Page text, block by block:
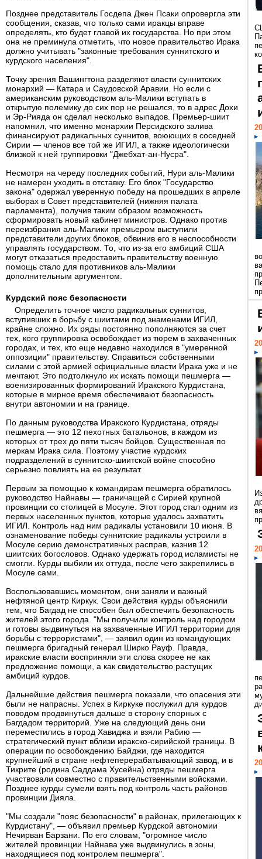
Позднее представитель Госдепа Джен Псаки опровергла эти
сообщения, сказав, что только сами иракцы вправе
определять, кто будет главой их государства. Но при этом
она не преминула отметить, что новое правительство Ирака
должно учитывать "законные требования суннитского и
курдского населения".
Точку зрения Вашингтона разделяют власти суннитских
монархий — Катара и Саудовской Аравии. Но если с
американским руководством аль-Малики вступать в
открытую полемику до сих пор не решался, то в адрес Дохи
и Эр-Рияда он сделал несколько выпадов. Премьер-шиит
напомнил, что именно монархии Персидского залива
финансируют радикальных суннитов, воюющих в соседней
Сирии — членов все той же ИГИЛ, а также идеологически
близкой к ней группировки "Джебхат-ан-Нусра".
Несмотря на череду последних событий, Нури аль-Малики
не намерен уходить в отставку. Его блок "Государство
закона" одержал уверенную победу на прошедших в апреле
выборах в Совет представителей (нижняя палата
парламента), получив таким образом возможность
сформировать новый кабинет министров. Однако против
переизбрания аль-Малики премьером выступили
представители других блоков, обвинив его в неспособности
управлять государством. То, что из-за его амбиций США
могут отказаться предоставить правительству военную
помощь стало для противников аль-Малики
дополнительным аргументом.
Курдский пояс безопасности
Определить точное число радикальных суннитов,
вступивших в борьбу с шиитами под знаменами ИГИЛ,
крайне сложно. Их ряды постоянно пополняются за счет
тех, кого группировка освобождает из тюрем в захваченных
городах, и тех, кто еще недавно находился в "умеренной
оппозиции" правительству. Справиться собственными
силами с этой армией официальные власти Ирака уже и не
мечтают. Это подтолкнуло их искать помощи пешмерга —
военизированных формирований Иракского Курдистана,
которые в мирное время обеспечивают безопасность
внутри автономии и на границе.
По данным руководства Иракского Курдистана, отряды
пешмерга — это 12 пехотных батальонов, в каждом из
которых от трех до пяти тысяч бойцов. Существенная по
меркам Ирака сила. Поэтому участие курдских
подразделений в суннитско-шиитской войне способно
серьезно повлиять на ее результат.
Первым за помощью к командирам пешмерга обратилось
руководство Найнавы — граничащей с Сирией крупной
провинции со столицей в Мосуле. Этот город стал одним из
первых населенных пунктов, которые удалось захватить
ИГИЛ. Контроль над ним радикалы установили 10 июня. В
ознаменование победы суннитские радикалы устроили в
Мосуле серию демонстративных расправ, казнив 12
шиитских богословов. Однако удержать город исламисты не
смогли. Курды выбили их оттуда, после чего закрепились в
Мосуле сами.
Воспользовавшись моментом, они заняли и важный
нефтяной центр Киркук. Свои действия курды объяснили
тем, что Багдад не способен был обеспечить безопасность
жителей этого города. "Мы получили контроль над городом
и готовы выдвинуться на захваченные ИГИЛ территории для
борьбы с террористами", — заявил один из командующих
пешмерга бригадный генерал Ширко Рауф. Правда,
иракские власти восприняли эти слова скорее не как
предложение помощи, а как свидетельство растущих
амбиций курдов.
Дальнейшие действия пешмерга показали, что опасения эти
были не напрасны. Успех в Киркуке послужил для курдов
поводом продвинуться дальше в сторону спорных с
Багдадом территорий. Уже на следующий день они
переместились в город Хавиджа и взяли Рабию —
стратегический пункт вблизи иракско-сирийской границы. В
операции по освобождению Байджи, где находится
крупнейший в стране нефтеперерабатывающий завод, и в
Тикрите (родина Саддама Хусейна) отряды пешмерга
участвовали совместно с правительственными войсками.
Позднее курды сумели взять под контроль часть районов
провинции Дияла.
"Мы создали "пояс безопасности" в районах, прилегающих к
Курдистану", — объявил премьер Курдской автономии
Нечирван Барзани. По его словам, "огромное число
жителей провинции Найнава уже выдвинулись в зоны,
находящиеся под контролем пешмерга".